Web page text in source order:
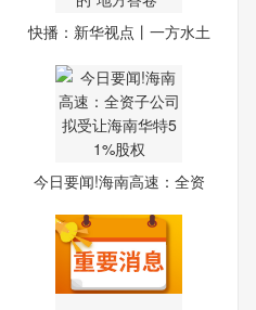
快播：​新华视点丨一方水土
今日要闻!海南高速：全资